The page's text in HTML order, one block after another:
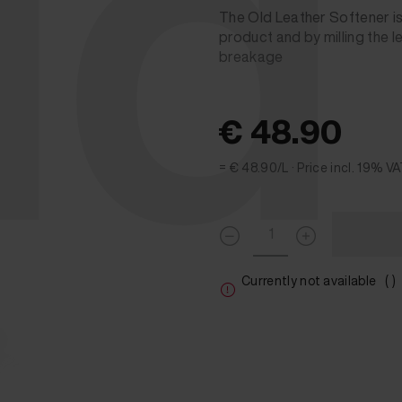
The Old Leather Softener
product and by milling the
breakage
€ 48.90
= € 48.90/L · Price incl. 19%
Currently not available ( )